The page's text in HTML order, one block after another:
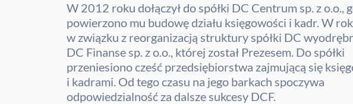
W 2012 roku dołączył do spółki DC Centrum sp. z o.o.,
powierzono mu budowę działu księgowości i kadr. W
w związku z reorganizacją struktury spółki DC
DC Finanse sp. z o.o., której został Prezesem. Do spółki
przeniesiono cześć przedsiębiorstwa zajmującą się
i kadrami. Od tego czasu na jego barkach spoczywa
odpowiedzialność za dalsze sukcesy DCF.